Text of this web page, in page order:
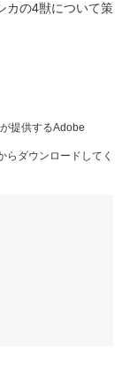
カの4獣について策
提供するAdobe
ダウンロードしてく